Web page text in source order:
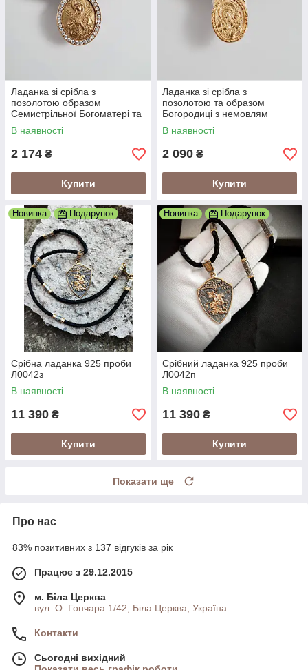
Ладанка зі срібла з
позолотою образом
Семистрільної Богоматері та
білими цирконами
В наявності
2 174 ₴
Купити
Ладанка зі срібла з
позолотою та образом
Богородиці з немовлям
Ісусом і розп'яттям
В наявності
2 090 ₴
Купити
Новинка Подарунок
Срібна ладанка 925 проби
Л0042з
В наявності
11 390 ₴
Купити
Новинка Подарунок
Срібний ладанка 925 проби
Л0042п
В наявності
11 390 ₴
Купити
Показати ще
Про нас
83% позитивних з 137 відгуків за рік
Працює з 29.12.2015
м. Біла Церква
вул. О. Гончара 1/42, Біла Церква, Україна
Контакти
Сьогодні вихідний